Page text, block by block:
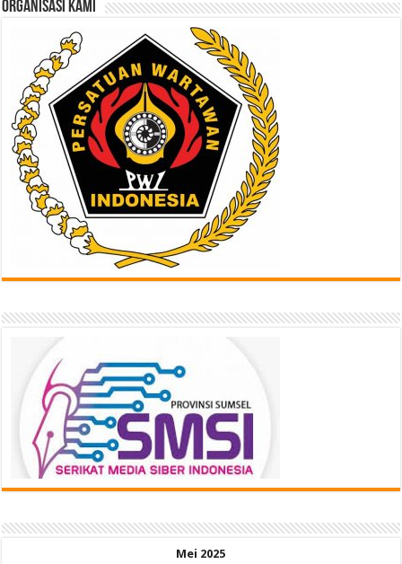
ORGANISASI KAMI
Mei 2025